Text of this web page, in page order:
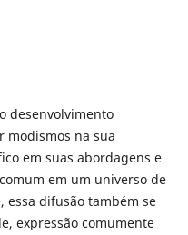
desenvolvimento
modismos na sua
em suas abordagens e
em um universo de
essa difusão também se
expressão comumente